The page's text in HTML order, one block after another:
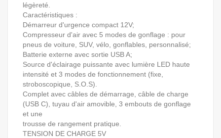
légèreté.
Caractéristiques :
Démarreur d'urgence compact 12V;
Compresseur d'air avec 5 modes de gonflage : pour
pneus de voiture, SUV, vélo, gonflables, personnalisé;
Batterie externe avec sortie USB A;
Source d'éclairage puissante avec lumière LED haute
intensité et 3 modes de fonctionnement (fixe,
stroboscopique, S.O.S).
Complet avec câbles de démarrage, câble de charge
(USB C), tuyau d'air amovible, 3 embouts de gonflage
et une
trousse de rangement pratique.
TENSION DE CHARGE 5V